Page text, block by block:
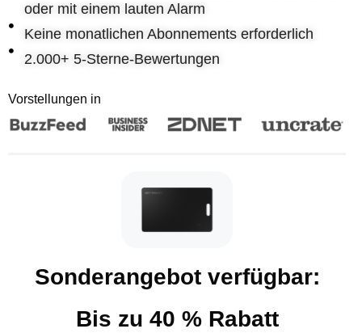
oder mit einem lauten Alarm
Keine monatlichen Abonnements erforderlich
2.000+ 5-Sterne-Bewertungen
Vorstellungen in
Sonderangebot verfügbar:
Bis zu 40 % Rabatt